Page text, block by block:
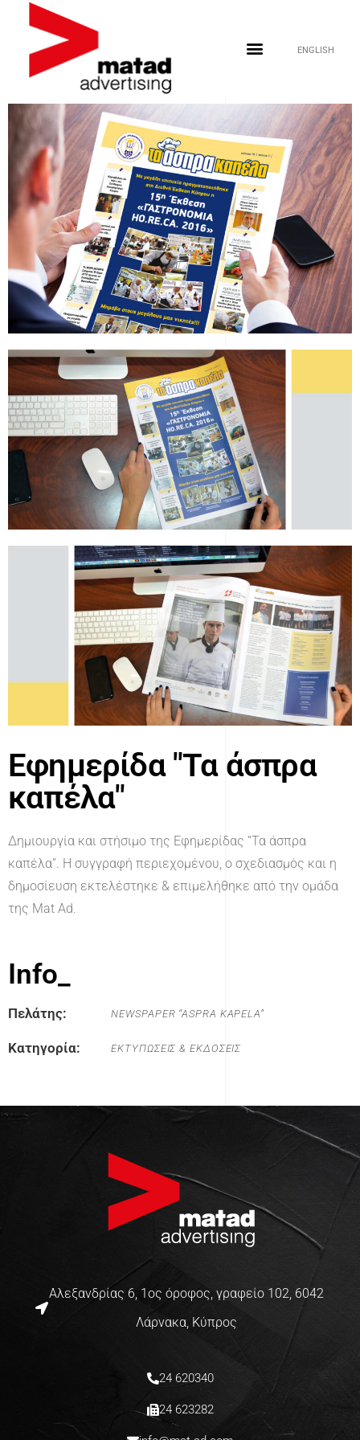
ENGLISH
Εφημερίδα "Τα άσπρα
καπέλα"
Δημιουργία και στήσιμο της Εφημερίδας “Τα άσπρα
καπέλα”. Η συγγραφή περιεχομένου, ο σχεδιασμός και η
δημοσίευση εκτελέστηκε & επιμελήθηκε από την ομάδα
της Mat Ad.
Info_
Πελάτης:
Κατηγορία:
NEWSPAPER “ASPRA KAPELA”
ΕΚΤΥΠΩΣΕΙΣ & ΕΚΔΟΣΕΙΣ
Αλεξανδρίας 6, 1ος όροφος, γραφείο 102, 6042
Λάρνακα, Κύπρος
24 620340
24 623282